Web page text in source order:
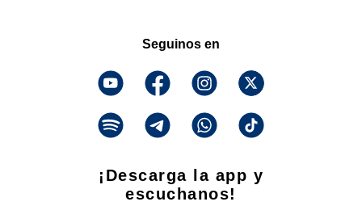
Seguinos en
¡Descarga la app y
escuchanos!